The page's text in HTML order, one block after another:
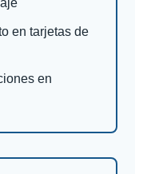
en tarjetas de
en